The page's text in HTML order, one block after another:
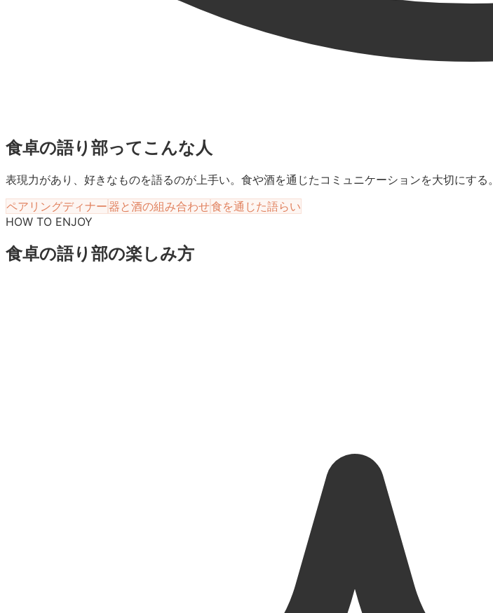
食卓の語り部ってこんな人
表現力があり、好きなものを語るのが上手い。食や酒を通じたコミュニケーションを大切にする。
ペアリングディナー器と酒の組み合わせ食を通じた語らい
HOW TO ENJOY
食卓の語り部の楽しみ方